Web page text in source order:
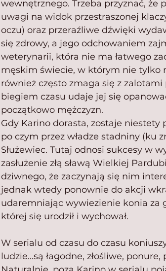
wewnętrznego. Trzeba przyznać, że
uwagi na widok przestraszonej
oczu) oraz przeraźliwe dźwięki
się zdrowy, a jego odchowaniem
weterynarii, która nie ma łatwego
męskim świecie, w którym nie tylko
również często zmaga się z
biegiem czasu udaje jej się
początkowo mężczyzn.
Gdy Karino dorasta, zostaje
po czym przez władze stadniny (ku
Służewiec. Tutaj odnosi sukcesy w
zasłużenie złą sławą Wielkiej
dziwnego, że zaczynają się nim
jednak wtedy ponownie do akcji
udaremniając wywiezienie konia za
której się urodził i wychował.
W serialu od czasu do czasu
ludzie...są łagodne, złośliwe,